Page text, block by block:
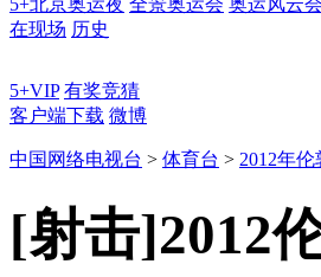
5+北京奥运夜 全景奥运会 奥运风云会
在现场 历史
5+VIP 有奖竞猜
客户端下载 微博
中国网络电视台 > 体育台 > 2012年
[射击]2012